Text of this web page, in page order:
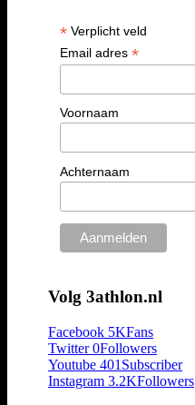
*Verplicht veld
Email adres *
Voornaam
Achternaam
Volg 3athlon.nl
Facebook 5KFans
Twitter 0Followers
Youtube 401 Subscriber
Instagram 3.2KFollowers